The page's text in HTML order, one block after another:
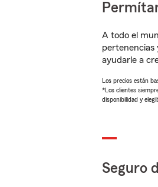
A todo el
pertenencias
ayudarle a
Los precios están
*Los clientes
disponibilidad y
Seguro